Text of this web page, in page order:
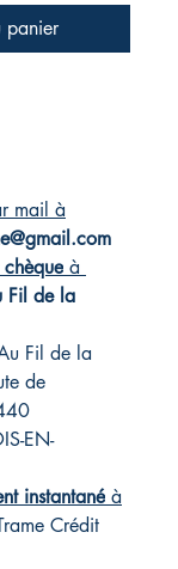
panier
mail à
chèque à
Fil de la
Fil de la
de
EN-
instantané à
Crédit